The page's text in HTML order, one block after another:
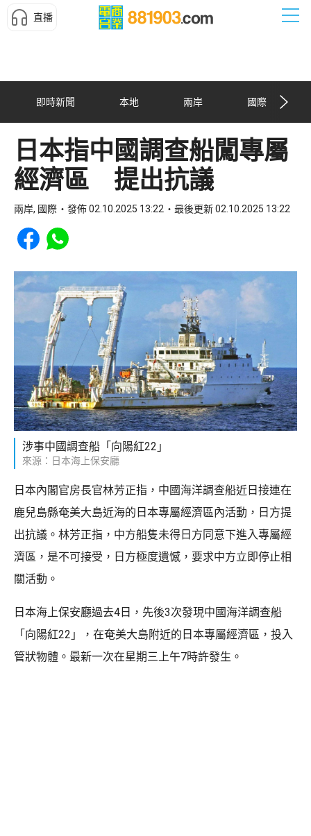
直播
即時新聞 本地 兩岸 國際
日本指中國調查船闖專屬
經濟區 提出抗議
兩岸, 國際 發佈 02.10.2025 13:22 最後更新 02.10.2025 13:22
Share to Facebook
Share to WhatsApp
涉事中國調查船「向陽紅22」
來源：日本海上保安廳
日本內閣官房長官林芳正指，中國海洋調查船近日接連在
鹿兒島縣奄美大島近海的日本專屬經濟區內活動，日方提
出抗議。林芳正指，中方船隻未得日方同意下進入專屬經
濟區，是不可接受，日方極度遺憾，要求中方立即停止相
關活動。
日本海上保安廳過去4日，先後3次發現中國海洋調查船
「向陽紅22」，在奄美大島附近的日本專屬經濟區，投入
管狀物體。最新一次在星期三上午7時許發生。